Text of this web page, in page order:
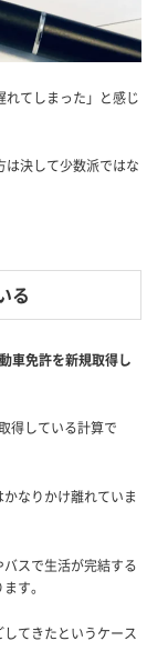
れてしまった」と感じ
は決して少数派ではな
る
車免許を新規取得し
得している計算で
なりかけ離れていま
スで生活が完結する
す。
てきたというケース